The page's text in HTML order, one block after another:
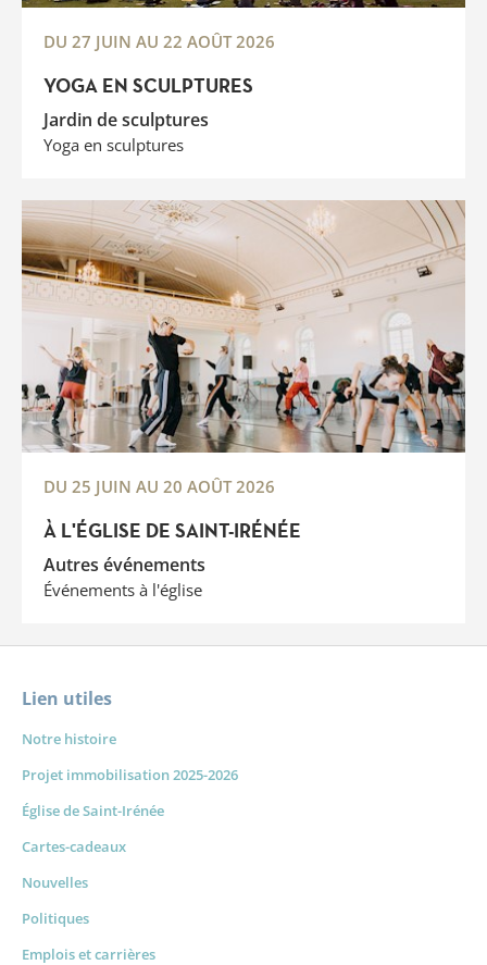
YOGA EN SCULPTURES
Jardin de sculptures
Yoga en sculptures
DU 27 JUIN AU 22 AOÛT 2026
À L'ÉGLISE DE SAINT-IRÉNÉE
Autres événements
Événements à l'église
DU 25 JUIN AU 20 AOÛT 2026
Lien utiles
Notre histoire
Projet immobilisation 2025-2026
Église de Saint-Irénée
Cartes-cadeaux
Nouvelles
Politiques
Emplois et carrières